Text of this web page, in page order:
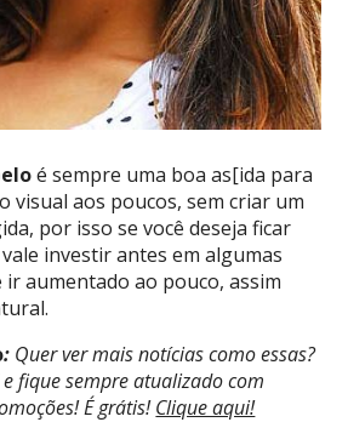
é sempre uma boa as[ida para
visual aos poucos, sem criar um
por isso se você deseja ficar
investir antes em algumas
ir aumentado ao pouco, assim
: Quer ver mais notícias como essas?
fique sempre atualizado com
É grátis!Clique aqui!